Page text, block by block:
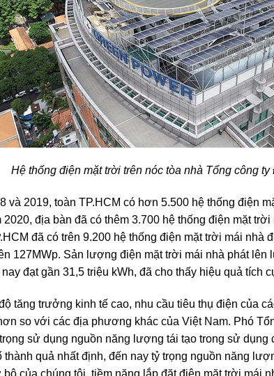
Hệ thống điện mặt trời trên nóc tòa nhà Tổng công
và 2019, toàn TP.HCM có hơn 5.500 hệ thống điện
2020, địa bàn đã có thêm 3.700 hệ thống điện mặt
đã có trên 9.200 hệ thống điện mặt trời mái
127MWp. Sản lượng điện mặt trời mái nhà phát lên
đạt gần 31,5 triệu kWh, đã cho thấy hiệu quả tích
tăng trưởng kinh tế cao, nhu cầu tiêu thụ điện của
so với các địa phương khác của Việt Nam. Phó
sử dụng nguồn năng lượng tái tạo trong sử
thành quả nhất định, đến nay tỷ trọng nguồn năng
của chúng tôi, tiềm năng lắp đặt điện mặt trời mái